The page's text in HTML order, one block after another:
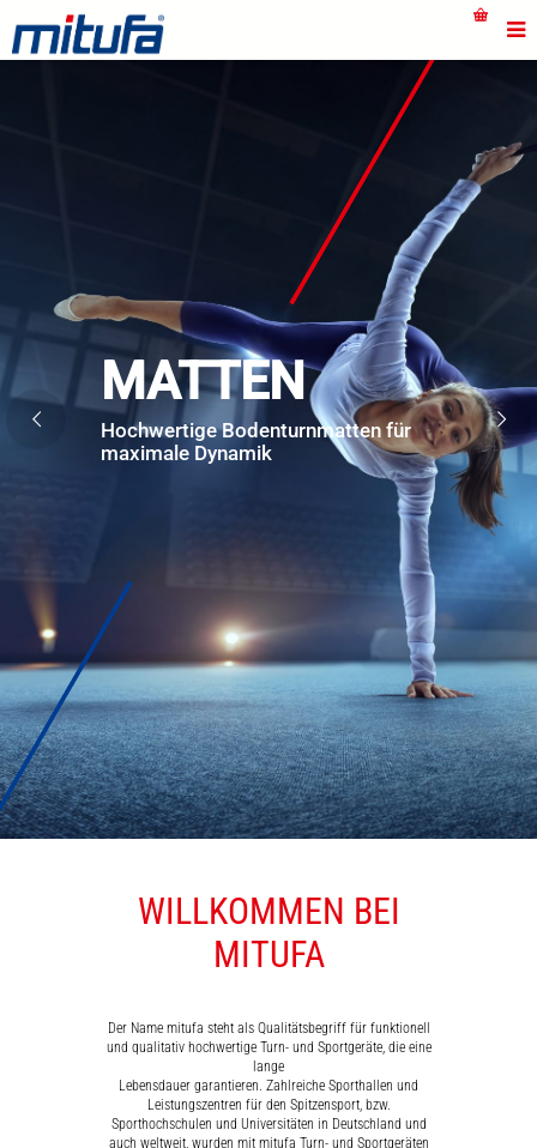
MATTEN
MATTEN
Hochwertige Bodenturnmatten für
maximale Dynamik
WILLKOMMEN BEI
MITUFA
Der Name mitufa steht als Qualitätsbegriff für funktionell
und qualitativ hochwertige Turn- und Sportgeräte, die eine
lange
Lebensdauer garantieren. Zahlreiche Sporthallen und
Leistungszentren für den Spitzensport, bzw.
Sporthochschulen und Universitäten in Deutschland und
auch weltweit, wurden mit mitufa Turn- und Sportgeräten